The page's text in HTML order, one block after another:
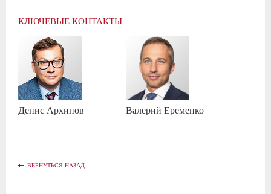
КЛЮЧЕВЫЕ КОНТАКТЫ
Денис Архипов Валерий Еременко
ВЕРНУТЬСЯ НАЗАД